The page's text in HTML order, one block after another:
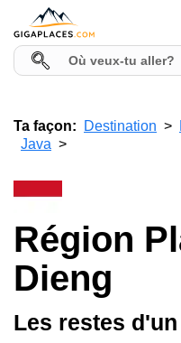
Ta façon: Destination
Java
Région
Dieng
Les restes